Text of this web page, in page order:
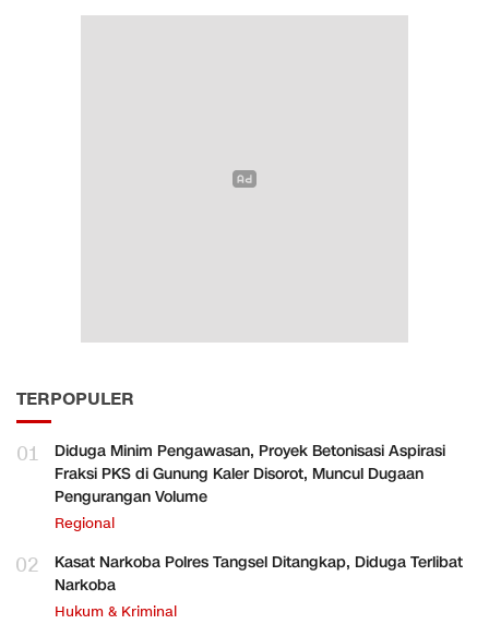
TERPOPULER
01
Diduga Minim Pengawasan, Proyek Betonisasi Aspirasi
Fraksi PKS di Gunung Kaler Disorot, Muncul Dugaan
Pengurangan Volume
Regional
02
Kasat Narkoba Polres Tangsel Ditangkap, Diduga Terlibat
Narkoba
Hukum & Kriminal